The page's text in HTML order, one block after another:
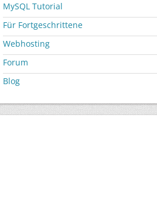
MySQL Tutorial
Für Fortgeschrittene
Webhosting
Forum
Blog